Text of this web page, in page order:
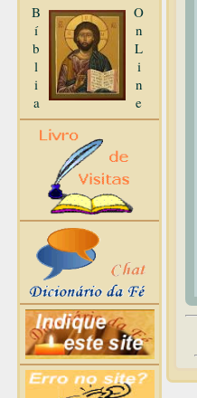
B
í
b
l
i
a
O
n
L
i
n
e